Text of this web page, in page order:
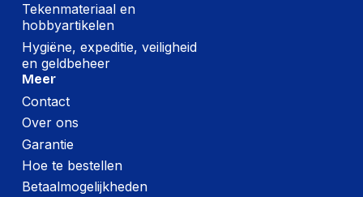
Tekenmateriaal en
hobbyartikelen
Hygiëne, expeditie, veiligheid
en geldbeheer
Meer
Contact
Over ons
Garantie
Hoe te bestellen
Betaalmogelijkheden